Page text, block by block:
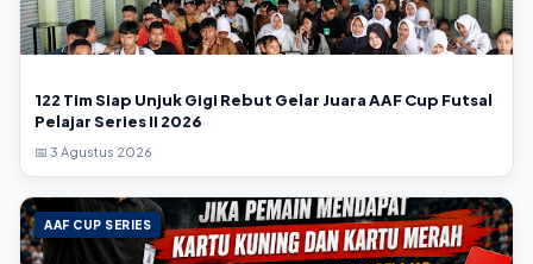
122 Tim Siap Unjuk Gigi Rebut Gelar Juara AAF Cup Futsal
Pelajar Series II 2026
📅 3 Agustus 2026
AAF CUP SERIES